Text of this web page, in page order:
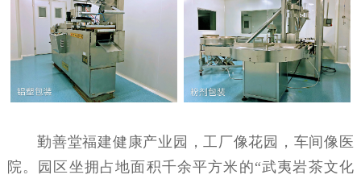
勤善堂福建健康产业园，工厂像花园，车间像医
院。园区坐拥占地面积千余平方米的“武夷岩茶文化